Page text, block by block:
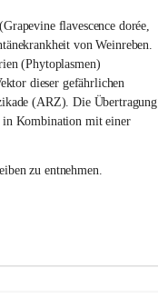
flavescence dorée,
von Weinreben.
(Phytoplasmen)
dieser gefährlichen
(ARZ). Die Übertragung
in Kombination mit einer
zu entnehmen.